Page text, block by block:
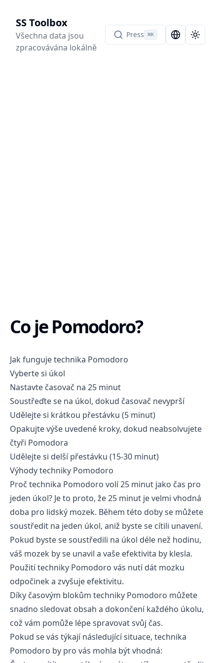
SS Toolbox
Všechna data jsou
zpracovávána lokálně
Press ⌘K Language
Toggle
Co je Pomodoro?
Jak funguje technika Pomodoro
Vyberte si úkol
Nastavte časovač na 25 minut
Soustřeďte se na úkol, dokud časovač nevyprší
Udělejte si krátkou přestávku (5 minut)
Opakujte výše uvedené kroky, dokud neabsolvujete
čtyři Pomodora
Udělejte si delší přestávku (15-30 minut)
Výhody techniky Pomodoro
Proč technika Pomodoro volí 25 minut jako čas pro
jeden úkol? Je to proto, že 25 minut je velmi vhodná
doba pro lidský mozek. Během této doby se můžete
soustředit na jeden úkol, aniž byste se cítili unavení.
Pokud byste se soustředili na úkol déle než hodinu,
váš mozek by se unavil a vaše efektivita by klesla.
Použití techniky Pomodoro vás nutí dát mozku
odpočinek a zvyšuje efektivitu.
Díky časovým blokům techniky Pomodoro můžete
snadno sledovat obsah a dokončení každého úkolu,
což vám pomůže lépe spravovat svůj čas.
Pokud se vás týkají následující situace, technika
Pomodoro by pro vás mohla být vhodná: